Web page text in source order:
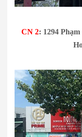
CN 2: 1294